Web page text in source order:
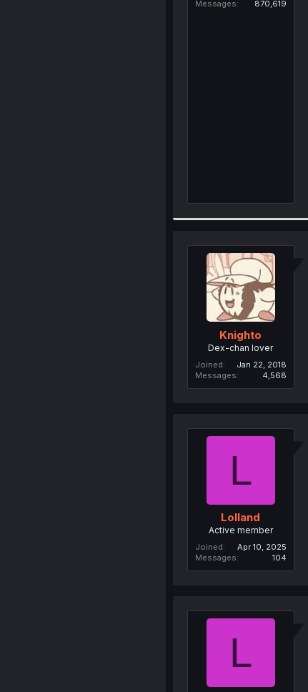
Messages
870,619
Knighto
Dex-chan lover
Joined
Jan 22, 2018
Messages
4,568
L
Lolland
Active member
Joined
Apr 10, 2025
Messages
104
L